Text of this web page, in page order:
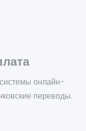
онлайн-
переводы.